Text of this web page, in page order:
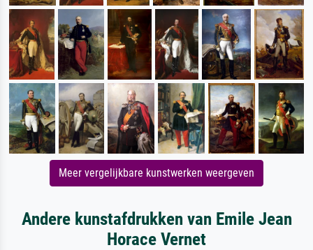
Meer vergelijkbare kunstwerken weergeven
Andere kunstafdrukken van Emile Jean
Horace Vernet